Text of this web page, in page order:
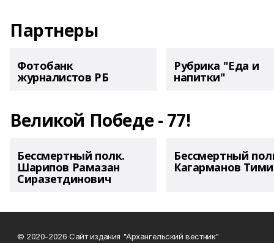
Партнеры
Фотобанк
журналистов РБ
Рубрика "Еда и
напитки"
Великой Победе - 77!
Бессмертный полк.
Шарипов Рамазан
Сиразетдинович
Бессмертный
Кагарманов
© 2020-2026 Сайт издания "Архангельский вестник"